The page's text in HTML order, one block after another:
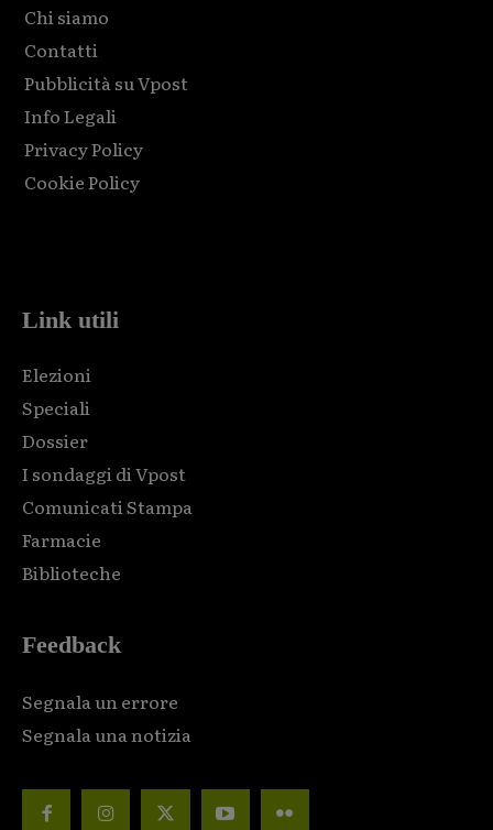
Chi siamo
Contatti
Pubblicità su Vpost
Info Legali
Privacy Policy
Cookie Policy
Link utili
Elezioni
Speciali
Dossier
I sondaggi di Vpost
Comunicati Stampa
Farmacie
Biblioteche
Feedback
Segnala un errore
Segnala una notizia